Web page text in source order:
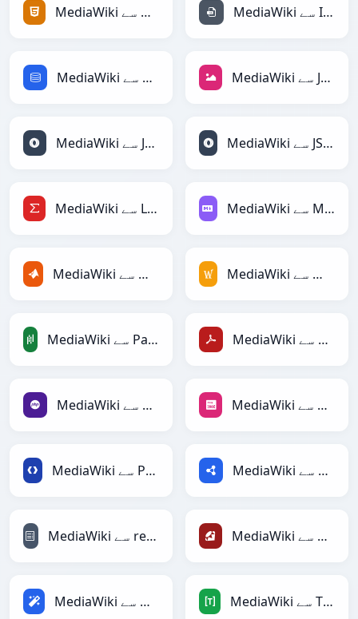
MediaWiki سے HTML MediaWiki سے INI
MediaWiki سے SQL MediaWiki سے JPEG
MediaWiki سے JSON MediaWiki سے JSONLines
MediaWiki سے LaTeX MediaWiki سے Markdown
MediaWiki سے MATLAB MediaWiki سے MediaWiki
MediaWiki سے PandasDataFrame MediaWiki سے PDF
MediaWiki سے PHP MediaWiki سے PNG
MediaWiki سے Protobuf MediaWiki سے RDF
MediaWiki سے reStructuredText MediaWiki سے Ruby
MediaWiki سے Magic MediaWiki سے TOML